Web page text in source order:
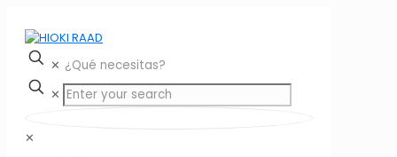
✕
✕
✕